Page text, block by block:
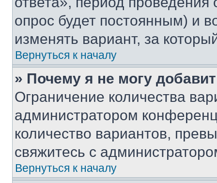
опрос будет постоянным) и
изменять вариант, за
Вернуться к началу
» Почему я не могу
Ограничение количества
администратором
количество вариантов,
свяжитесь с
Вернуться к началу